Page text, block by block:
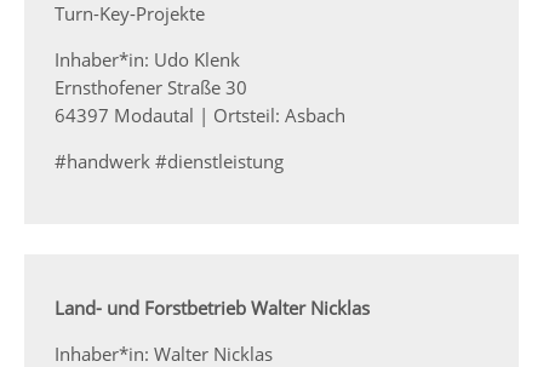
Turn-Key-Projekte
Inhaber*in: Udo Klenk
Ernsthofener Straße 30
64397 Modautal | Ortsteil: Asbach
#handwerk #dienstleistung
Land- und Forstbetrieb Walter Nicklas
Inhaber*in: Walter Nicklas